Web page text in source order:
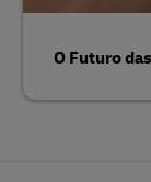
O Futuro